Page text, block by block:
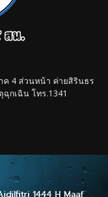
ค 4 ส่วนหน้า ค่ายสิรินธร
กเฉิน โทร.1341
1444 H Maaf